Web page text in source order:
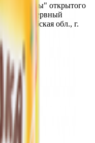
сыры" открытого
мясоконсервный
Витебская обл., г.